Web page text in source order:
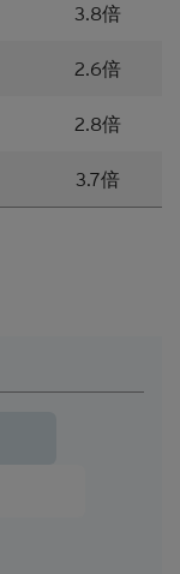
或作出獨立判
露材料、估值
可經合理挑選
保任何指示性
參考之用，
項
譽。結構性
受全盤損
構性產品的
保證日後的
性陳述所載
3.8倍
2.6倍
2.8倍
3.7倍